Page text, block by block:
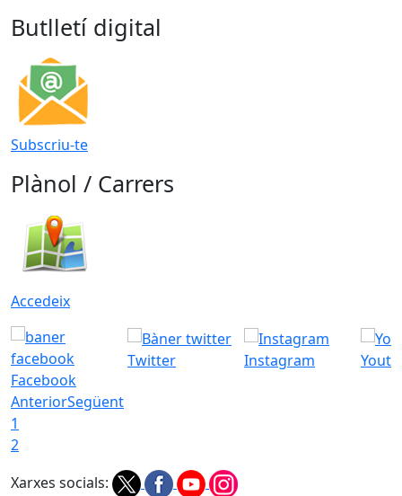
Butlletí digital
Subscriu-te
Plànol / Carrers
Accedeix
Facebook
Twitter Instagram
AnteriorSegüent
1
2
Xarxes socials: